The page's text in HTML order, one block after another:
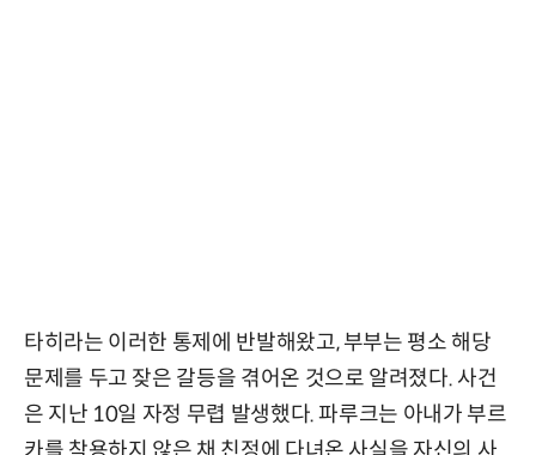
타히라는 이러한 통제에 반발해왔고, 부부는 평소 해당
문제를 두고 잦은 갈등을 겪어온 것으로 알려졌다. 사건
은 지난 10일 자정 무렵 발생했다. 파루크는 아내가 부르